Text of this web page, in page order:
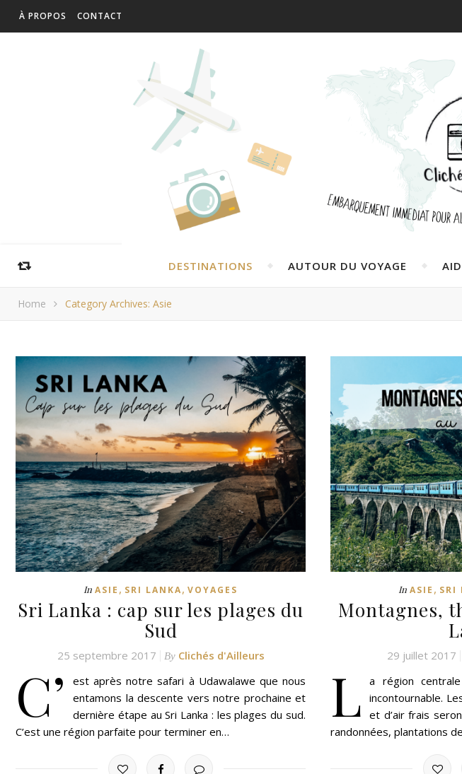
À PROPOS CONTACT
DESTINATIONS AUTOUR DU VOYAGE
Home Category Archives: Asie
In ASIE , SRI LANKA, VOYAGES
Sri Lanka : cap sur les plages du
Sud
25 septembre 2017 By Clichés d'Ailleurs
C’
est après notre safari à Udawalawe que nous
entamons la descente vers notre prochaine et
dernière étape au Sri Lanka : les plages du sud.
C’est une région parfaite pour terminer en…
In ASIE , SRI
Montagnes,
29 juillet 2017
L a région
incontournable.
et d’air frais
randonnées, plantations